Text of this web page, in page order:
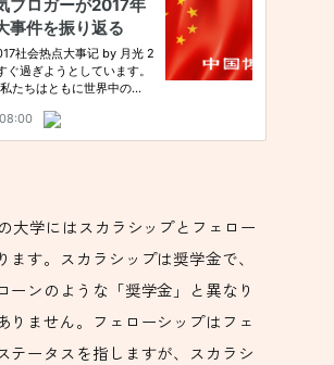
大学にはスカラシップとフェロー
ます。スカラシップは奨学金で、
ーンのような「奨学金」と異なり
りません。フェローシップはフェ
テータスを指しますが、スカラシ